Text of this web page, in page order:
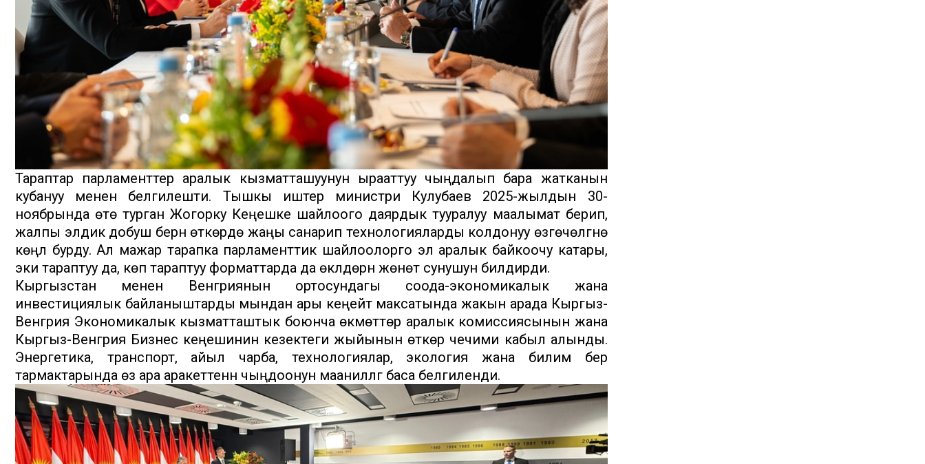
Тараптар парламенттер аралык кызматташуунун ырааттуу чыңдалып бара жатканын
кубануу менен белгилешти. Тышкы иштер министри Кулубаев 2025-жылдын 30-
ноябрында өтө турган Жогорку Кеңешке шайлоого даярдык тууралуу маалымат берип,
жалпы элдик добуш берүүнү өткөрүүдө жаңы санарип технологияларды колдонуу өзгөчөлүгүнө
көңүл бурду. Ал мажар тарапка парламенттик шайлоолорго эл аралык байкоочу катары,
эки тараптуу да, көп тараптуу форматтарда да өкүлдөрүн жөнөтүү сунушун билдирди.
Кыргызстан менен Венгриянын ортосундагы соода-экономикалык жана
инвестициялык байланыштарды мындан ары кеңейтүү максатында жакын арада Кыргыз-
Венгрия Экономикалык кызматташтык боюнча өкмөттөр аралык комиссиясынын жана
Кыргыз-Венгрия Бизнес кеңешинин кезектеги жыйынын өткөрүү чечими кабыл алынды.
Энергетика, транспорт, айыл чарба, технологиялар, экология жана билим берүү
тармактарында өз ара аракеттенүүнү чыңдоонун маанилүүлүгү баса белгиленди.